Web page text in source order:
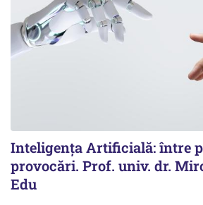
Inteligența Artificială: între
provocări. Prof. univ. dr.
Edu